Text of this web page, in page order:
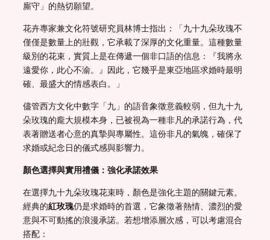
廝守」的熱切願望。
花卉專家兼文化符號研究員林博士指出：「九十九朵玫瑰不
僅僅是數量上的壯觀，它承載了深厚的文化重量。這種數量
級別的花束，實質上是在傳遞一個非口語的信息：『我將永
遠愛你，此心不渝。』因此，它幾乎是東亞地區求婚時最明
確、最盛大的情感表白。」
儘管西方文化中數字「九」的語音象徵意義較弱，但九十九
朵玫瑰的龐大規模本身，已被視為一種非凡的承諾行為，代
表著贈送者心意的真摯與專屬性。這份非凡的氣魄，確保了
求婚或紀念日的儀式感與影響力。
顏色選擇與實用禮儀：強化承諾效果
在選擇九十九朵玫瑰花束時，顏色是強化主題的關鍵元素。
經典的紅玫瑰仍是求婚時的首選，它象徵著熱情、濃烈的愛
意與不可動搖的浪漫承諾。若想增添層次感，可以考慮混合
搭配：